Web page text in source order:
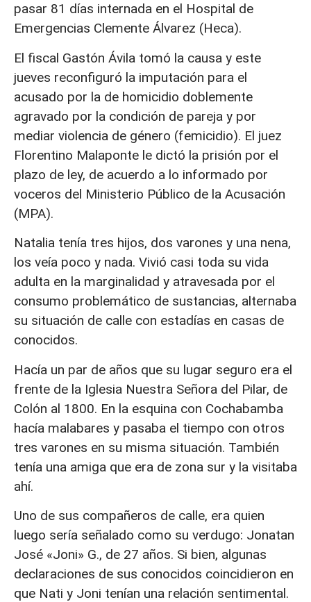
pasar 81 días internada en el Hospital de
Emergencias Clemente Álvarez (Heca).
El fiscal Gastón Ávila tomó la causa y este
jueves reconfiguró la imputación para el
acusado por la de homicidio doblemente
agravado por la condición de pareja y por
mediar violencia de género (femicidio). El juez
Florentino Malaponte le dictó la prisión por el
plazo de ley, de acuerdo a lo informado por
voceros del Ministerio Público de la Acusación
(MPA).
Natalia tenía tres hijos, dos varones y una nena,
los veía poco y nada. Vivió casi toda su vida
adulta en la marginalidad y atravesada por el
consumo problemático de sustancias, alternaba
su situación de calle con estadías en casas de
conocidos.
Hacía un par de años que su lugar seguro era el
frente de la Iglesia Nuestra Señora del Pilar, de
Colón al 1800. En la esquina con Cochabamba
hacía malabares y pasaba el tiempo con otros
tres varones en su misma situación. También
tenía una amiga que era de zona sur y la visitaba
ahí.
Uno de sus compañeros de calle, era quien
luego sería señalado como su verdugo: Jonatan
José «Joni» G., de 27 años. Si bien, algunas
declaraciones de sus conocidos coincidieron en
que Nati y Joni tenían una relación sentimental.